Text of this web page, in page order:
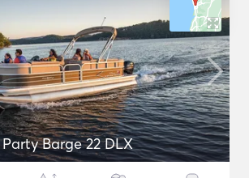
Barge 22 DLX